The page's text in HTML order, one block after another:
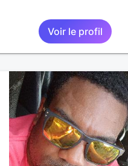
Voir le profil